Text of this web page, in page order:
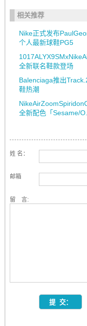
相关推荐
Nike正式发布
个人最新球鞋PG5
全新联名鞋款登场
Balenciaga推出
鞋热潮
全新配色「Sesame/O...
姓 名：
邮箱
留 言: